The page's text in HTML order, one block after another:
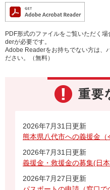
PDF形式のファイルをご覧いただく
derが必要です。
Adobe Readerをお持ちでない方は、
ださい。（無料）
重要
2026年7月31日更新
熊本県八代市への義援金（
2026年7月31日更新
義援金・救援金の募集(日
2026年7月27日更新